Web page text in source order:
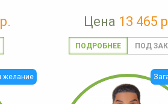
Цена 13 465
ПОДРОБНЕЕ
желание